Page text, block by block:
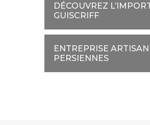
DÉCOUVREZ
GUISCRIFF
ENTREPRISE
PERSIENNES